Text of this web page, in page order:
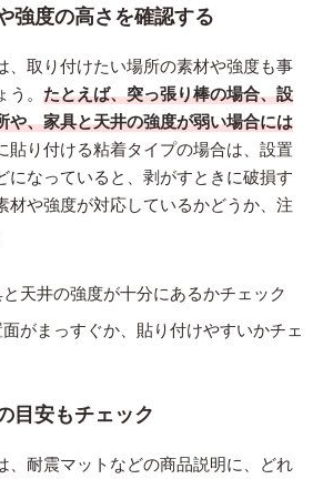
強度の高さを確認する
、取り付けたい場所の素材や強度も事
。 たとえば、突っ張り棒の場合、設
や、家具と天井の強度が弱い場合には
貼り付ける粘着タイプの場合は、設置
になっていると、剥がすときに破損す
材や強度が対応しているかどうか、注
と天井の強度が十分にあるかチェック
がまっすぐか、貼り付けやすいかチェ
目安もチェック
、耐震マットなどの商品説明に、どれ